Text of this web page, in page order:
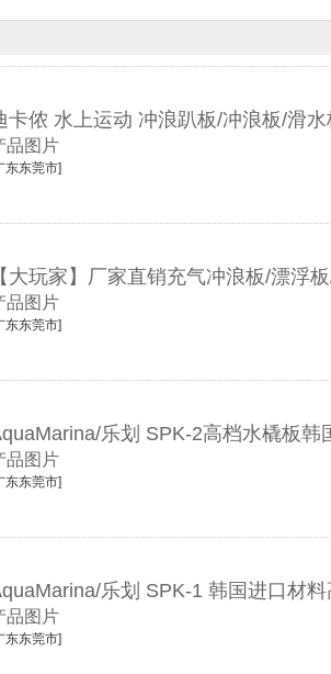
卡侬 水上运动 冲浪趴板/冲浪板/滑
品图片
东东莞市]
【大玩家】厂家直销充气冲浪板/漂浮
品图片
东东莞市]
乐划 SPK-2高档水橇板韩
品图片
东东莞市]
乐划 SPK-1 韩国进口材
品图片
东东莞市]